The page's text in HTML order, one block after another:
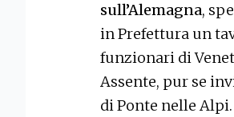
sull’Alemagna,
in Prefettura un
funzionari di
Assente, pur se
di Ponte nelle Alpi.